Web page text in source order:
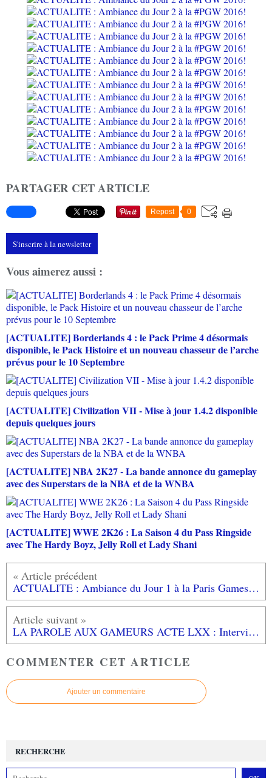
PARTAGER CET ARTICLE
Repost 0
S'inscrire à la newsletter
Vous aimerez aussi :
[ACTUALITE] Borderlands 4 : le Pack Prime 4 désormais
disponible, le Pack Histoire et un nouveau chasseur de l’arche
prévus pour le 10 Septembre
[ACTUALITE] Civilization VII - Mise à jour 1.4.2 disponible
depuis quelques jours
[ACTUALITE] NBA 2K27 - La bande annonce du gameplay
avec des Superstars de la NBA et de la WNBA
[ACTUALITE] WWE 2K26 : La Saison 4 du Pass Ringside
avec The Hardy Boyz, Jelly Roll et Lady Shani
ACTUALITE : Ambiance du Jour 1 à la Paris Games Week 2016!
LA PAROLE AUX GAMEURS ACTE LXX : Interview de NUTSINETTE
COMMENTER CET ARTICLE
Ajouter un commentaire
RECHERCHE